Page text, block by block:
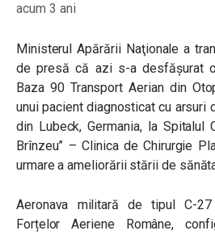
acum 3 ani
Ministerul Apărării Naţionale a
de presă că azi s-a desfășurat
Baza 90 Transport Aerian din
unui pacient diagnosticat cu arsuri
din Lubeck, Germania, la Spitalul
Brînzeu” – Clinica de Chirurgie
urmare a ameliorării stării de
Aeronava militară de tipul C-
Forțelor Aeriene Române,